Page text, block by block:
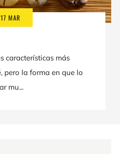
17 MAR
características más
pero la forma en que lo
mu...